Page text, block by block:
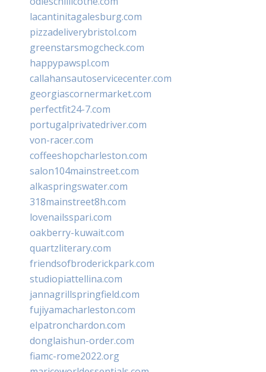
lacantinitagalesburg.com
pizzadeliverybristol.com
greenstarsmogcheck.com
happypawspl.com
callahansautoservicecenter.com
georgiascornermarket.com
perfectfit24-7.com
portugalprivatedriver.com
von-racer.com
coffeeshopcharleston.com
salon104mainstreet.com
alkaspringswater.com
318mainstreet8h.com
lovenailsspari.com
oakberry-kuwait.com
quartzliterary.com
friendsofbroderickpark.com
studiopiattellina.com
jannagrillspringfield.com
fujiyamacharleston.com
elpatronchardon.com
donglaishun-order.com
fiamc-rome2022.org